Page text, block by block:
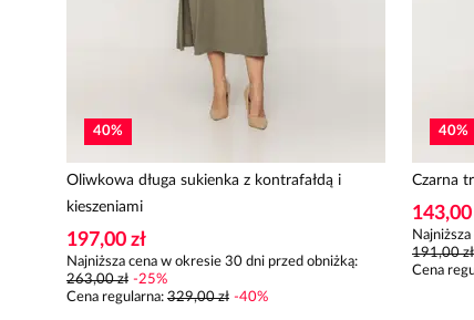
40%
Oliwkowa długa sukienka z kontrafałdą i
kieszeniami
197,00 zł
Najniższa cena w okresie 30 dni przed obniżką:
263,00 zł -25%
Cena regularna: 329,00 zł -40%
40%
Czarna
143,00
191,00 zł
Cena